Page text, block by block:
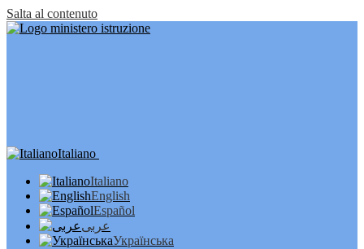
Salta al contenuto
Italiano
Italiano
English
Español
عربى
Українська